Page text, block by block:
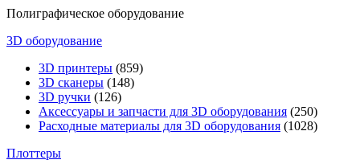
Полиграфическое оборудование
3D оборудование
3D принтеры (859)
3D сканеры (148)
3D ручки (126)
Аксессуары и запчасти для 3D оборудования (250)
Расходные материалы для 3D оборудования (1028)
Плоттеры